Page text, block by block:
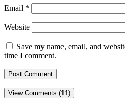
Email *
Website
Save my name, email, and
time I comment.
View Comments (11)